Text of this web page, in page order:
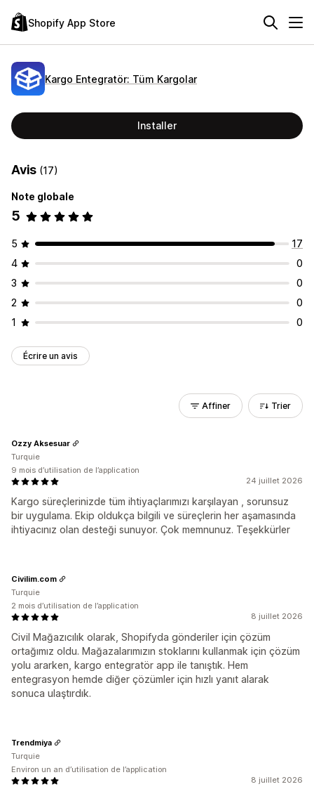
Shopify App Store
Kargo Entegratör: Tüm Kargolar
Installer
Avis (17)
Note globale
5
5
17
4
0
3
0
2
0
1
0
Écrire un avis
Affiner Trier
24 juillet 2026
Kargo süreçlerinizde tüm ihtiyaçlarımızı karşılayan , sorunsuz
bir uygulama. Ekip oldukça bilgili ve süreçlerin her aşamasında
ihtiyacınız olan desteği sunuyor. Çok memnunuz. Teşekkürler
Ozzy Aksesuar
Turquie
9 mois d’utilisation de l’application
8 juillet 2026
Civil Mağazıcılık olarak, Shopifyda gönderiler için çözüm
ortağımız oldu. Mağazalarımızın stoklarını kullanmak için çözüm
yolu ararken, kargo entegratör app ile tanıştık. Hem
entegrasyon hemde diğer çözümler için hızlı yanıt alarak
sonuca ulaştırdık.
Civilim.com
Turquie
2 mois d’utilisation de l’application
8 juillet 2026
Trendmiya
Turquie
Environ un an d’utilisation de l’application